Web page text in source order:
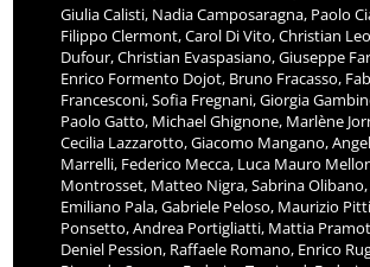
Giulia Calisti, Nadia Camposaragna, Paolo
Filippo Clermont, Carol Di Vito, Christian Leo
Dufour, Christian Evaspasiano, Giuseppe
Enrico Formento Dojot, Bruno Fracasso,
Francesconi, Sofia Fregnani, Giorgia
Paolo Gatto, Michael Ghignone, Marlène
Cecilia Lazzarotto, Giacomo Mangano,
Marrelli, Federico Mecca, Luca Mauro
Montrosset, Matteo Nigra, Sabrina Olibano,
Emiliano Pala, Gabriele Peloso, Maurizio
Ponsetto, Andrea Portigliatti, Mattia
Deniel Pession, Raffaele Romano, Enrico